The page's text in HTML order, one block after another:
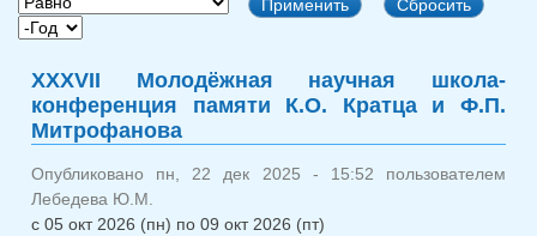
Год
Год
XXXVII Молодёжная научная школа-
конференция памяти К.О. Кратца и Ф.П.
Митрофанова
Опубликовано пн, 22 дек 2025 - 15:52 пользователем
Лебедева Ю.М.
с 05 окт 2026 (пн) по 09 окт 2026 (пт)